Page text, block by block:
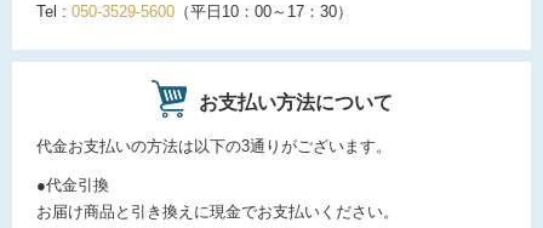
Tel : 050-3529-5600 （平日10：00～17：30）
お支払い方法について
代金お支払いの方法は以下の3通りがございます。
●代金引換
お届け商品と引き換えに現金でお支払いください。